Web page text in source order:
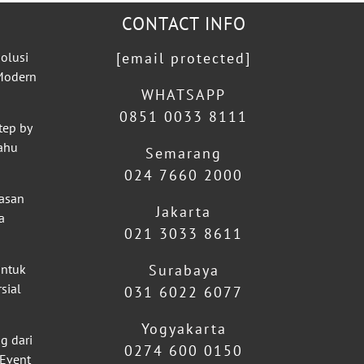
by
dari
CONTACT INFO
[email protected]
WHATSAPP
0851 0033 8111
Semarang
024 7660 2000
Jakarta
021 3033 8611
Surabaya
031 6022 6077
Yogyakarta
0274 600 0150